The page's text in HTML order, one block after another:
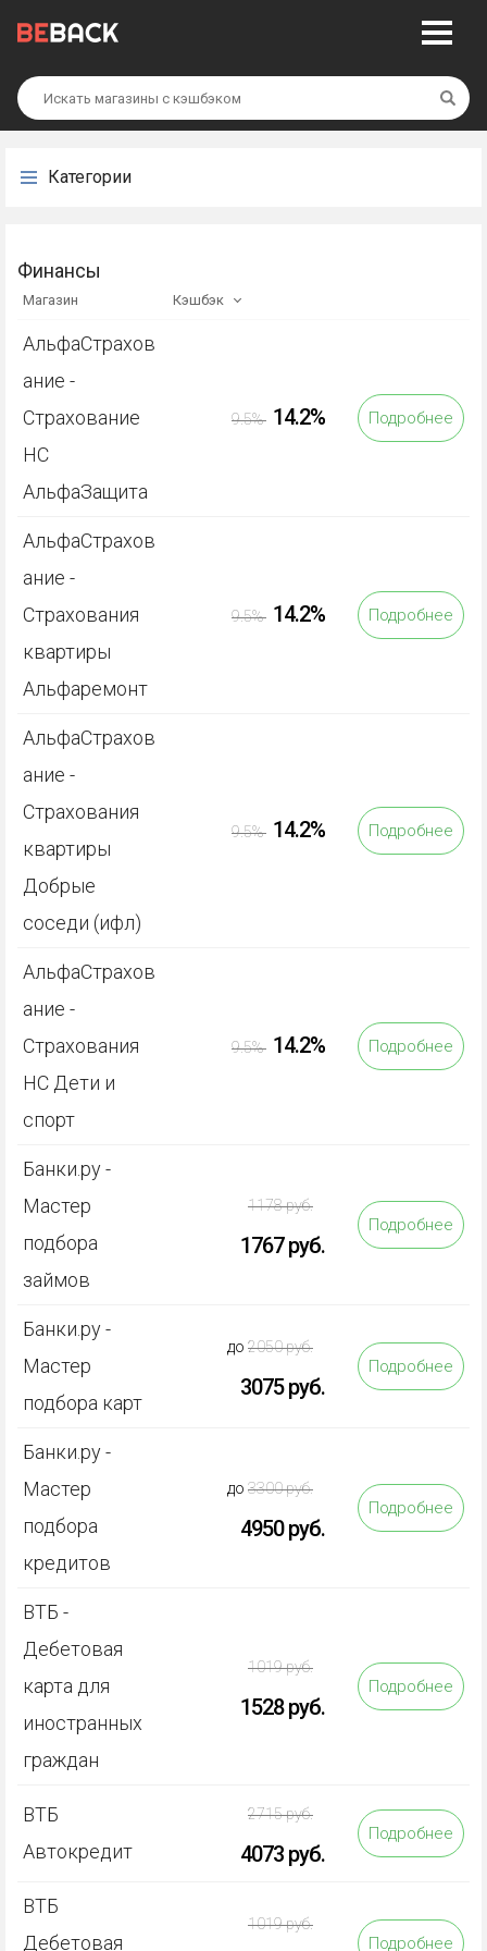
Финансы
Магазин Кэшбэк
АльфаСтрахов
ание -
Страхование
НС
АльфаЗащита
9.5% 14.2% Подробнее
АльфаСтрахов
ание -
Страхования
квартиры
Альфаремонт
9.5% 14.2% Подробнее
АльфаСтрахов
ание -
Страхования
квартиры
Добрые
соседи (ифл)
9.5% 14.2% Подробнее
АльфаСтрахов
ание -
Страхования
НС Дети и
спорт
9.5% 14.2% Подробнее
Банки.ру -
Мастер
подбора
займов
1178 руб.
1767 руб.
Подробнее
Банки.ру -
Мастер
подбора карт
до 2050 руб.
3075 руб.
Подробнее
Банки.ру -
Мастер
подбора
кредитов
до 3300 руб.
4950 руб.
Подробнее
ВТБ -
Дебетовая
карта для
иностранных
граждан
1019 руб.
1528 руб.
Подробнее
ВТБ
Автокредит
2715 руб.
4073 руб.
Подробнее
ВТБ
Дебетовая
1019 руб.
Подробнее
Категории